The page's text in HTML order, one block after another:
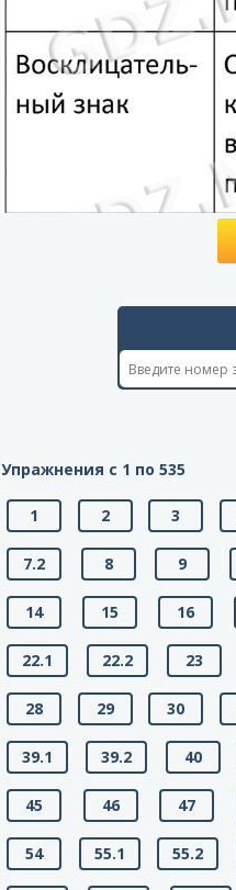
Упражнения с 1 по 535
1 2 3
7.2 8 9
14 15 16
22.1 22.2 23
28 29 30
39.1 39.2 40
45 46 47
54 55.1 55.2